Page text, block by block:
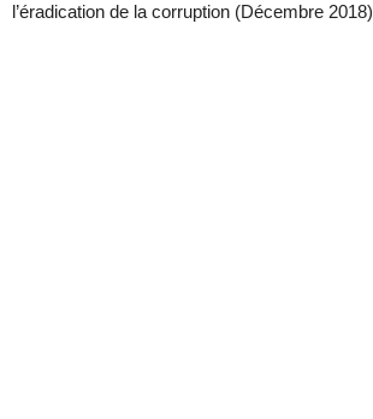
l’éradication de la corruption (Décembre 2018)